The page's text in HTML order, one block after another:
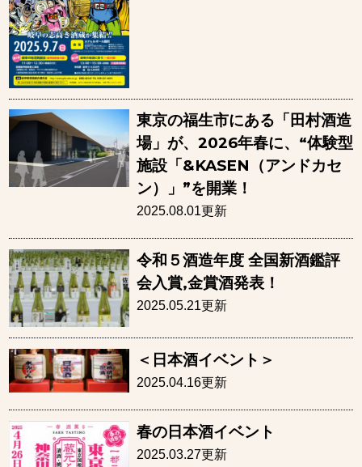
東京の福生市にある「田村酒造
場」が、2026年春に、“体験型
施設「&KASEN（アンドカセ
ン）」”を開業！
2025.08.01更新
令和５酒造年度 全国新酒鑑評
会入賞,金賞酒発表！
2025.05.21更新
＜日本酒イベント＞
2025.04.16更新
春の日本酒イベント
2025.03.27更新